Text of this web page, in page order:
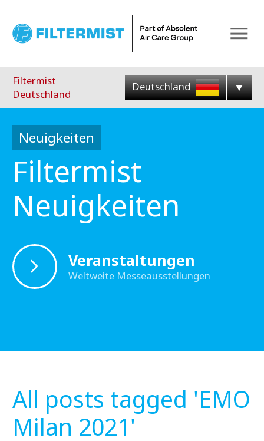
Filtermist
Deutschland
Deutschland
Neuigkeiten
Filtermist
Neuigkeiten
Veranstaltungen
Weltweite Messeausstellungen
All posts tagged 'EMO
Milan 2021'